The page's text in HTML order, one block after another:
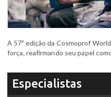
A 57ª edição da Cosmoprof
força, reafirmando seu papel
Especialistas